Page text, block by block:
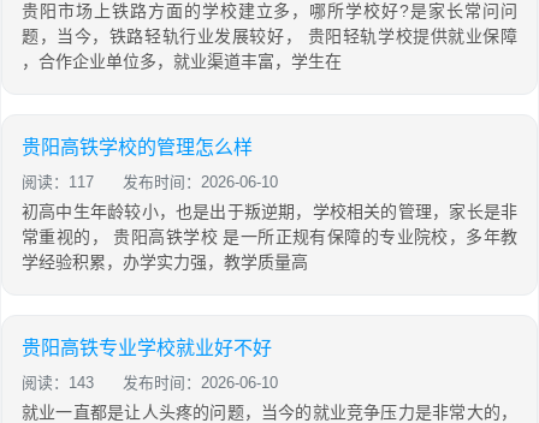
贵阳市场上铁路方面的学校建立多，哪所学校好?是家长常问问
题，当今，铁路轻轨行业发展较好， 贵阳轻轨学校提供就业保障
，合作企业单位多，就业渠道丰富，学生在
贵阳高铁学校的管理怎么样
阅读：117 发布时间：2026-06-10
初高中生年龄较小，也是出于叛逆期，学校相关的管理，家长是非
常重视的， 贵阳高铁学校 是一所正规有保障的专业院校，多年教
学经验积累，办学实力强，教学质量高
贵阳高铁专业学校就业好不好
阅读：143 发布时间：2026-06-10
就业一直都是让人头疼的问题，当今的就业竞争压力是非常大的，